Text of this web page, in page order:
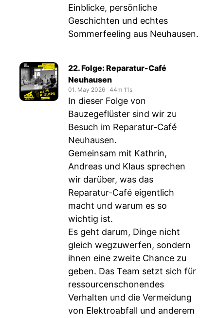
Einblicke, persönliche
Geschichten und echtes
Sommerfeeling aus Neuhausen.
22. Folge: Reparatur-Café
Neuhausen
01. May 2026 ‧ 44m 11s
In dieser Folge von
Bauzegeflüster sind wir zu
Besuch im Reparatur-Café
Neuhausen.
Gemeinsam mit Kathrin,
Andreas und Klaus sprechen
wir darüber, was das
Reparatur-Café eigentlich
macht und warum es so
wichtig ist.
Es geht darum, Dinge nicht
gleich wegzuwerfen, sondern
ihnen eine zweite Chance zu
geben. Das Team setzt sich für
ressourcenschonendes
Verhalten und die Vermeidung
von Elektroabfall und anderem